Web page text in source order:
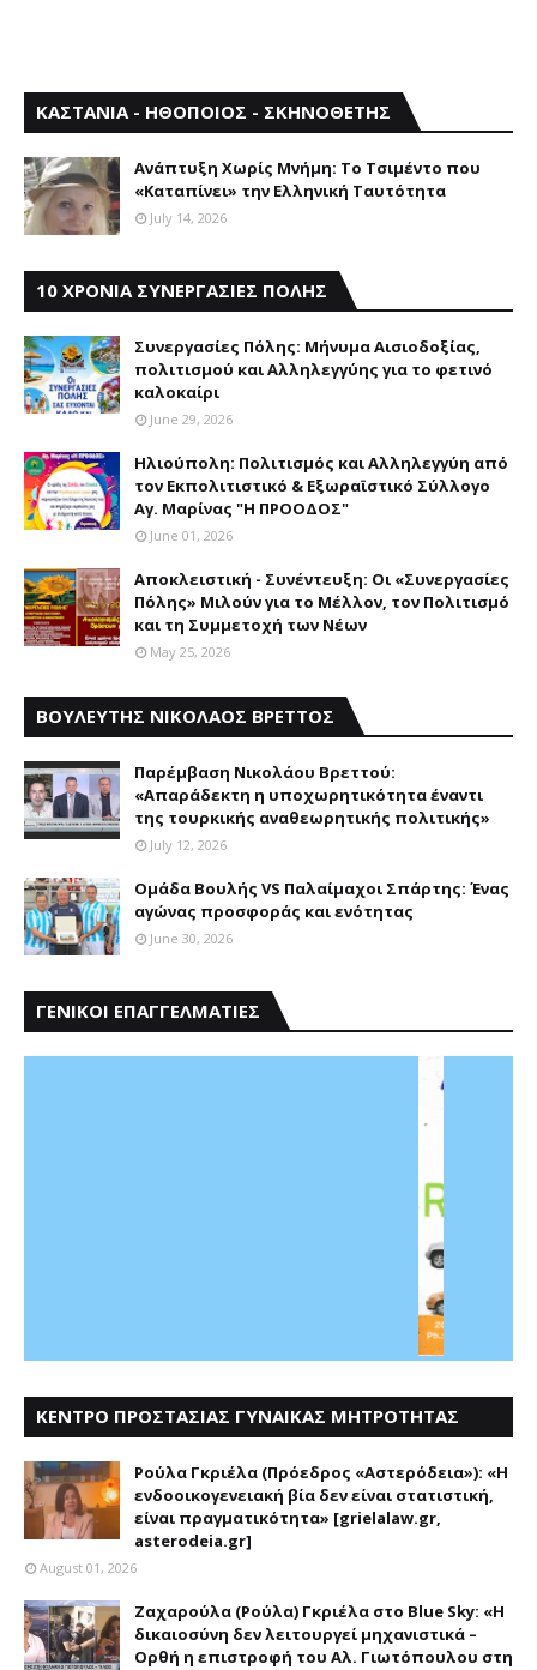
ΚΑΣΤΑΝΙΑ - ΗΘΟΠΟΙΟΣ - ΣΚΗΝΟΘΕΤΗΣ
Aνάπτυξη Xωρίς Mνήμη: Το Τσιμέντο που
«Καταπίνει» την Ελληνική Ταυτότητα
July 14, 2026
10 ΧΡΟΝΙΑ ΣΥΝΕΡΓΑΣΙΕΣ ΠΟΛΗΣ
Συνεργασίες Πόλης: Mήνυμα Aισιοδοξίας,
πολιτισμού και Aλληλεγγύης για το φετινό
καλοκαίρι
June 29, 2026
Ηλιούπολη: Πολιτισμός και Aλληλεγγύη από
τον Εκπολιτιστικό & Εξωραϊστικό Σύλλογο
Αγ. Μαρίνας "Η ΠΡΟΟΔΟΣ"
June 01, 2026
Αποκλειστική - Συνέντευξη: Οι «Συνεργασίες
Πόλης» Μιλούν για το Μέλλον, τον Πολιτισμό
και τη Συμμετοχή των Νέων
May 25, 2026
ΒΟΥΛΕΥΤΗΣ ΝΙΚΟΛΑΟΣ ΒΡΕΤΤΟΣ
Παρέμβαση Nικολάου Bρεττού:
«Aπαράδεκτη η υποχωρητικότητα έναντι
της τουρκικής αναθεωρητικής πολιτικής»
July 12, 2026
Ομάδα Βουλής VS Παλαίμαχοι Σπάρτης: Ένας
αγώνας προσφοράς και ενότητας
June 30, 2026
ΓΕΝΙΚΟΙ ΕΠΑΓΓΕΛΜΑΤΙΕΣ
ΚΕΝΤΡΟ ΠΡΟΣΤΑΣΙΑΣ ΓΥΝΑΙΚΑΣ ΜΗΤΡΟΤΗΤΑΣ
Ρούλα Γκριέλα (Πρόεδρος «Αστερόδεια»): «Η
ενδοοικογενειακή βία δεν είναι στατιστική,
είναι πραγματικότητα» [grielalaw.gr,
asterodeia.gr]
August 01, 2026
Ζαχαρούλα (Ρούλα) Γκριέλα στο Blue Sky: «Η
δικαιοσύνη δεν λειτουργεί μηχανιστικά –
Ορθή η επιστροφή του Αλ. Γιωτόπουλου στη